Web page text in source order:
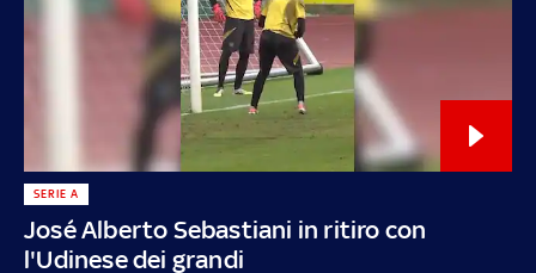
José Alberto Sebastiani in ritiro con
l'Udinese dei grandi
SERIE A